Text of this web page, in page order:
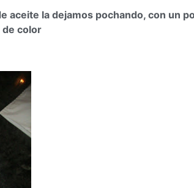
aceite la dejamos pochando, con un
de color